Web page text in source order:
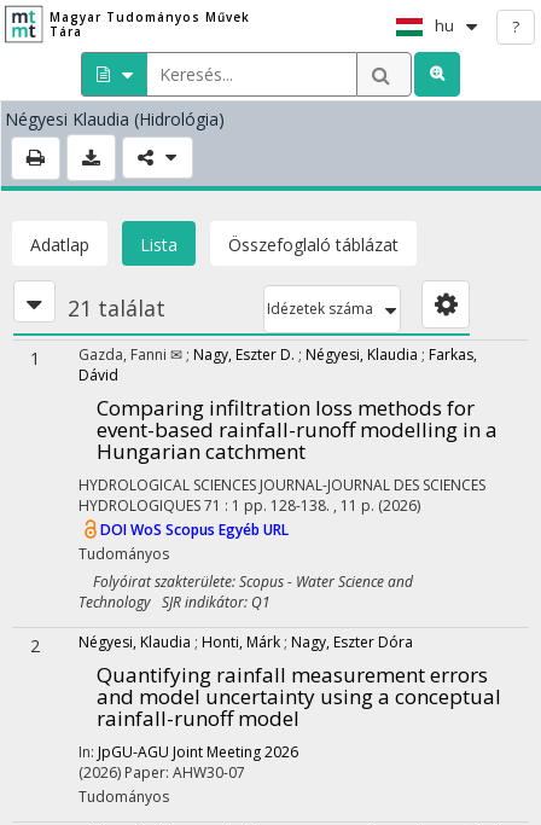
Magyar Tudományos Művek
Tára
hu ?
Négyesi Klaudia (Hidrológia)
Adatlap Lista Összefoglaló táblázat
21 találat Idézetek száma
1 Gazda, Fanni ✉ ; Nagy, Eszter D. ; Négyesi, Klaudia ; Farkas,
Dávid
Comparing infiltration loss methods for
event-based rainfall-runoff modelling in a
Hungarian catchment
HYDROLOGICAL SCIENCES JOURNAL-JOURNAL DES SCIENCES
HYDROLOGIQUES71 : 1 pp. 128-138. , 11 p. (2026)
DOIWoS Scopus Egyéb URL
Tudományos
Folyóirat szakterülete: Scopus - Water Science and
Technology SJR indikátor: Q1
2 Négyesi, Klaudia ; Honti, Márk ; Nagy, Eszter Dóra
Quantifying rainfall measurement errors
and model uncertainty using a conceptual
rainfall-runoff model
In: JpGU-AGU Joint Meeting 2026
(2026) Paper: AHW30-07
Tudományos